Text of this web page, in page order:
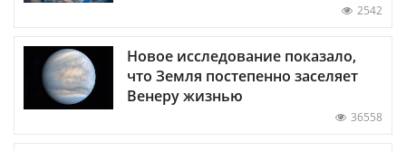
2542
Новое исследование показало,
что Земля постепенно заселяет
Венеру жизнью
36558